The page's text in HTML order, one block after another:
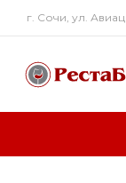
г. Сочи, ул.